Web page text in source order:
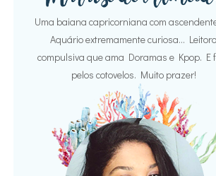
Uma baiana capricorniana com
Aquário extremamente curiosa... Leitora
compulsiva que ama Doramas e Kpop. E
pelos cotovelos. Muito prazer!